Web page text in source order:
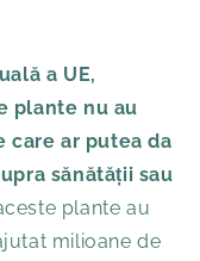
a UE,
plante nu au
care ar putea da
sănătății sau
plante au
milioane de